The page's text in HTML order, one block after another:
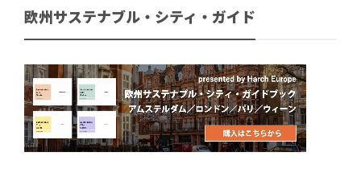
欧州サステナブル・シティ・ガイド